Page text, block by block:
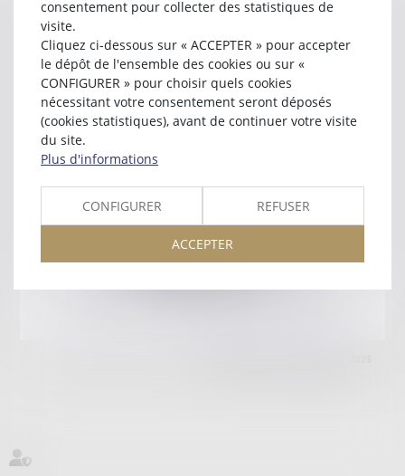
42 RUE FORTUNY
75017 PARIS
Tél :01 45 53 20 70
Retour
HonorairesMentions légalesPlan du site
11 Place des Cinq Martyrs du Lycée Buffon, 75014 PARIS
consentement pour collecter des statistiques de
visite.
Cliquez ci-dessous sur « ACCEPTER » pour accepter
le dépôt de l'ensemble des cookies ou sur «
CONFIGURER » pour choisir quels cookies
nécessitant votre consentement seront déposés
(cookies statistiques), avant de continuer votre visite
du site.
Plus d'informations
CONFIGURER REFUSER
ACCEPTER